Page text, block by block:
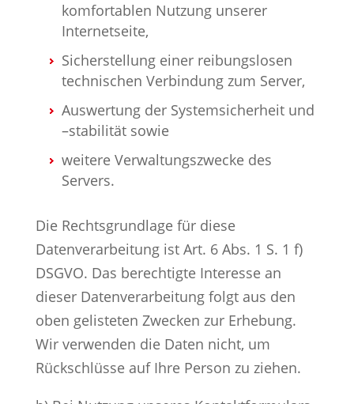
komfortablen Nutzung unserer
Internetseite,
Sicherstellung einer reibungslosen
technischen Verbindung zum Server,
Auswertung der Systemsicherheit und
–stabilität sowie
weitere Verwaltungszwecke des
Servers.
Die Rechtsgrundlage für diese
Datenverarbeitung ist Art. 6 Abs. 1 S. 1 f)
DSGVO. Das berechtigte Interesse an
dieser Datenverarbeitung folgt aus den
oben gelisteten Zwecken zur Erhebung.
Wir verwenden die Daten nicht, um
Rückschlüsse auf Ihre Person zu ziehen.